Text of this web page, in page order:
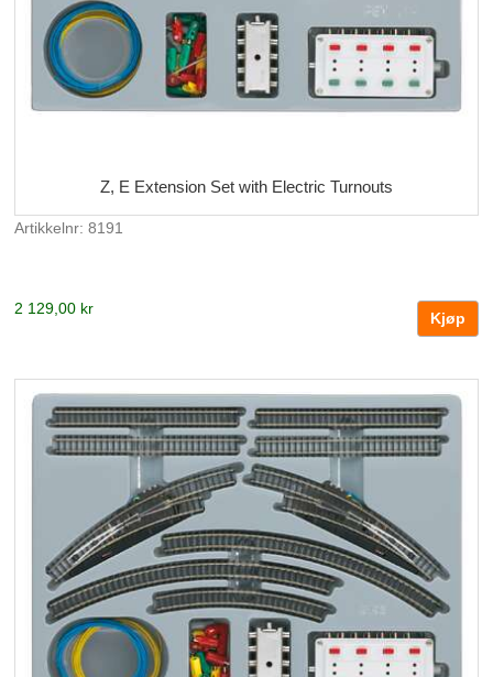
Z, E Extension Set with Electric Turnouts
Artikkelnr: 8191
2 129,00 kr